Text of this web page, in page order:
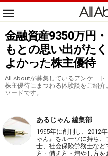
金融資産9350万円
もとの思い出がた
よかった株主優待
All Aboutが募集しているアンケート
株主優待にまつわる体験談をご紹
ソードです。
あるじゃん 編集部
1995年に創刊し、2012
ゃん』をルーツに持ち
士、社会保険労務士な
方・備え方・増やし方